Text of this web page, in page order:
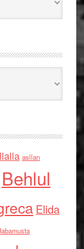
asllan
Behlul
Elida